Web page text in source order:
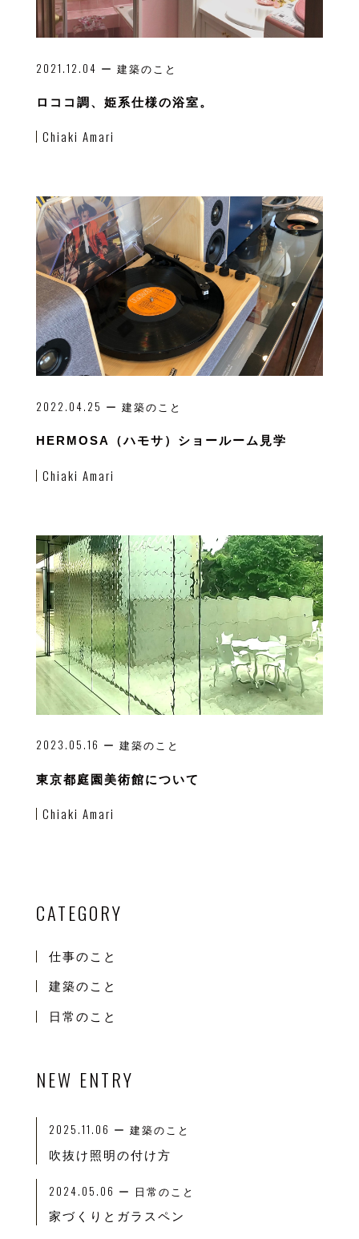
2021.12.04 ー 建築のこと
ロココ調、姫系仕様の浴室。
Chiaki Amari
2022.04.25 ー 建築のこと
HERMOSA（ハモサ）ショールーム見学
Chiaki Amari
2023.05.16 ー 建築のこと
東京都庭園美術館について
Chiaki Amari
CATEGORY
仕事のこと
建築のこと
日常のこと
NEW ENTRY
2025.11.06 ー 建築のこと
吹抜け照明の付け方
2024.05.06 ー 日常のこと
家づくりとガラスペン